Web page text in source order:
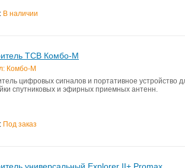
В наличии
ТСВ Комбо-М
Комбо-М
цифровых сигналов и портативное устройство
спутниковых и эфирных приемных антенн.
Под заказ
универсальный Explorer II+ Promax